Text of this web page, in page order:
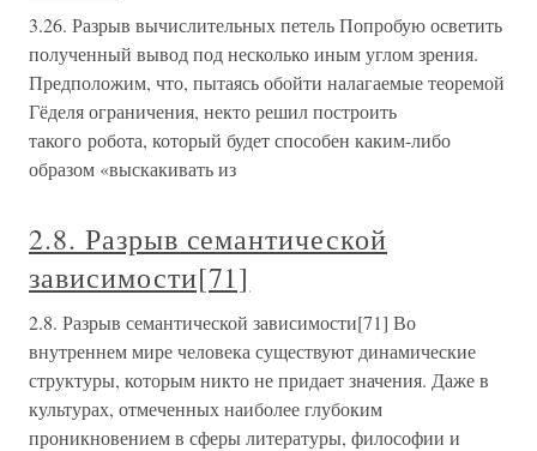
3.26. Разрыв вычислительных петель Попробую осветить
полученный вывод под несколько иным углом зрения.
Предположим, что, пытаясь обойти налагаемые теоремой
Гёделя ограничения, некто решил построить
такого робота, который будет способен каким-либо
образом «выскакивать из
2.8. Разрыв семантической
зависимости[71]
2.8. Разрыв семантической зависимости[71] Во
внутреннем мире человека существуют динамические
структуры, которым никто не придает значения. Даже в
культурах, отмеченных наиболее глубоким
проникновением в сферы литературы, философии и